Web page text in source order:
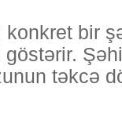
konkret bir
göstərir.
təkcə